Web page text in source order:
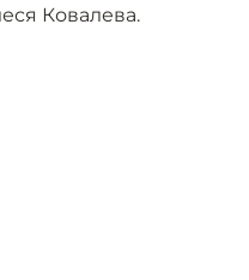
Ковалева.